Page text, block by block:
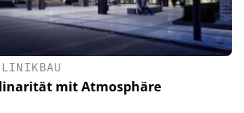
mit Atmosphäre